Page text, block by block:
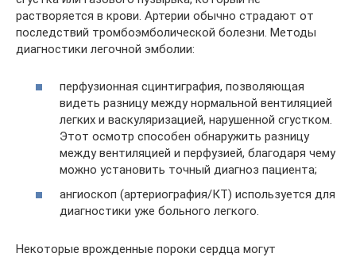
растворяется в крови. Артерии обычно страдают от
последствий тромбоэмболической болезни. Методы
диагностики легочной эмболии:
перфузионная сцинтиграфия, позволяющая
видеть разницу между нормальной вентиляцией
легких и васкуляризацией, нарушенной сгустком.
Этот осмотр способен обнаружить разницу
между вентиляцией и перфузией, благодаря чему
можно установить точный диагноз пациента;
ангиоскоп (артериография/КТ) используется для
диагностики уже больного легкого.
Некоторые врожденные пороки сердца могут